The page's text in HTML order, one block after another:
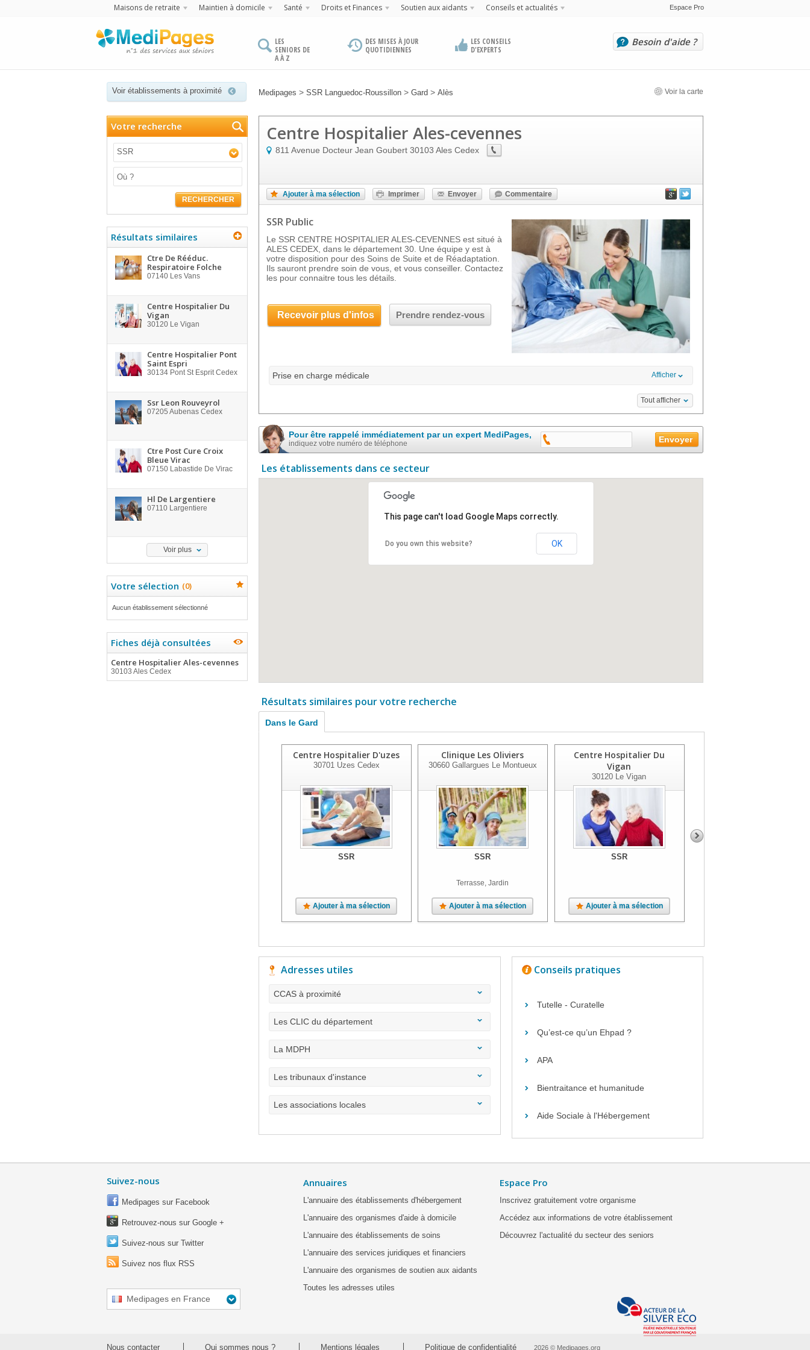
Maisons de retraite Maintien à domicile Santé Droits et Finances Soutien aux aidants Conseils et actualités Espace Pro
LES
SENIORS DE
A À Z
DES MISES À JOUR
QUOTIDIENNES
LES CONSEILS
D'EXPERTS
Besoin d'aide ?
Voir établissements à proximité Medipages > SSR Languedoc-Roussillon > Gard > Alès Voir la carte
Votre recherche
SSR
RECHERCHER
Résultats similaires
Ctre De Rééduc.
Respiratoire Folche
07140 Les Vans
Centre Hospitalier Du
Vigan
30120 Le Vigan
Centre Hospitalier Pont
Saint Espri
30134 Pont St Esprit Cedex
Ssr Leon Rouveyrol
07205 Aubenas Cedex
Ctre Post Cure Croix
Bleue Virac
07150 Labastide De Virac
Hl De Largentiere
07110 Largentiere
Voir plus
Votre sélection (0)
Aucun établissement sélectionné
Fiches déjà consultées
Centre Hospitalier Ales-cevennes
30103 Ales Cedex
Centre Hospitalier Ales-cevennes
811 Avenue Docteur Jean Goubert 30103 Ales Cedex
Ajouter à ma sélection Imprimer Envoyer Commentaire
SSR Public
Le SSR CENTRE HOSPITALIER ALES-CEVENNES est situé à
ALES CEDEX, dans le département 30. Une équipe y est à
votre disposition pour des Soins de Suite et de Réadaptation.
Ils sauront prendre soin de vous, et vous conseiller. Contactez
les pour connaitre tous les détails.
Recevoir plus d'infos Prendre rendez-vous
Prise en charge médicale Afficher
Tout afficher
Pour être rappelé immédiatement par un expert MediPages,
indiquez votre numéro de téléphone
Les établissements dans ce secteur
This page can't load Google Maps correctly.
Do you own this website? OK
Résultats similaires pour votre recherche
Dans le Gard
Centre Hospitalier D'uzes
30701Uzes Cedex
SSR
Ajouter à ma sélection
Clinique Les Oliviers
30660Gallargues Le Montueux
SSR
Terrasse, Jardin
Ajouter à ma sélection
Centre Hospitalier Du
Vigan
30120 Le Vigan
SSR
Ajouter à ma sélection
Adresses utiles
CCAS à proximité
Les CLIC du département
La MDPH
Les tribunaux d'instance
Les associations locales
Conseils pratiques
Tutelle - Curatelle
Qu’est-ce qu’un Ehpad ?
APA
Bientraitance et humanitude
Aide Sociale à l'Hébergement
Suivez-nous
Medipages sur Facebook
Retrouvez-nous sur Google +
Suivez-nous sur Twitter
Suivez nos flux RSS
Medipages en France
Annuaires
L'annuaire des établissements d'hébergement
L'annuaire des organismes d'aide à domicile
L'annuaire des établissements de soins
L'annuaire des services juridiques et financiers
L'annuaire des organismes de soutien aux aidants
Toutes les adresses utiles
Espace Pro
Inscrivez gratuitement votre organisme
Accédez aux informations de votre établissement
Découvrez l'actualité du secteur des seniors
Nous contacter Qui sommes nous ? Mentions légales Politique de confidentialité 2026 © Medipages.org